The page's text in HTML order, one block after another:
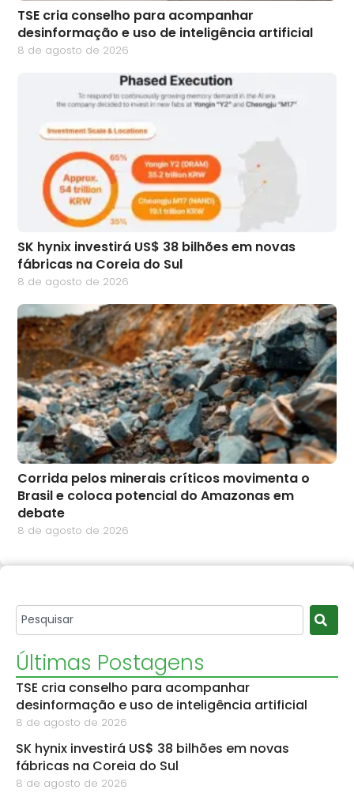
TSE cria conselho para acompanhar
desinformação e uso de inteligência artificial
8 de agosto de 2026
SK hynix investirá US$ 38 bilhões em novas
fábricas na Coreia do Sul
8 de agosto de 2026
Corrida pelos minerais críticos movimenta o
Brasil e coloca potencial do Amazonas em
debate
8 de agosto de 2026
Últimas Postagens
TSE cria conselho para acompanhar
desinformação e uso de inteligência artificial
8 de agosto de 2026
SK hynix investirá US$ 38 bilhões em novas
fábricas na Coreia do Sul
8 de agosto de 2026